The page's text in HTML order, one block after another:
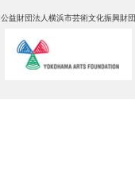
公益財団法人横浜市芸術文化振興財団